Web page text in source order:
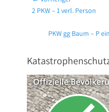
Vorheriger
2 PKW – 1 verl. Person
NächsterPKW gg Baum – P